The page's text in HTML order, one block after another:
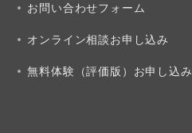
お問い合わせフォーム
オンライン相談お申し込み
無料体験（評価版）お申し込み